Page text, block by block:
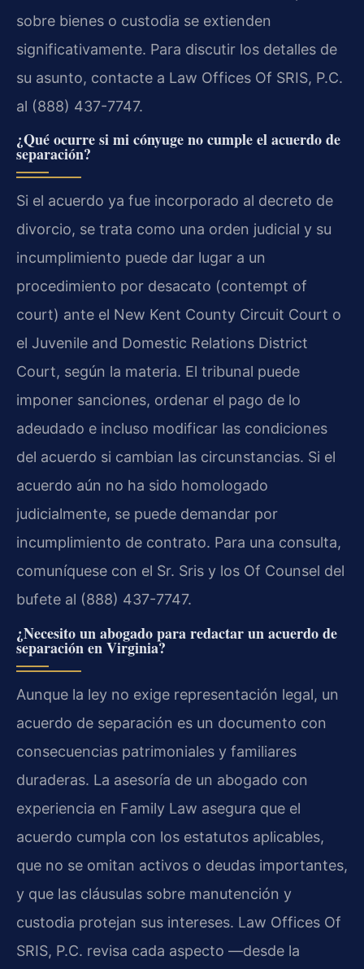
sobre bienes o custodia se extienden
significativamente. Para discutir los detalles de
su asunto, contacte a Law Offices Of SRIS, P.C.
al (888) 437-7747.
¿Qué ocurre si mi cónyuge no cumple el acuerdo de
separación?
Si el acuerdo ya fue incorporado al decreto de
divorcio, se trata como una orden judicial y su
incumplimiento puede dar lugar a un
procedimiento por desacato (contempt of
court) ante el New Kent County Circuit Court o
el Juvenile and Domestic Relations District
Court, según la materia. El tribunal puede
imponer sanciones, ordenar el pago de lo
adeudado e incluso modificar las condiciones
del acuerdo si cambian las circunstancias. Si el
acuerdo aún no ha sido homologado
judicialmente, se puede demandar por
incumplimiento de contrato. Para una consulta,
comuníquese con el Sr. Sris y los Of Counsel del
bufete al (888) 437-7747.
¿Necesito un abogado para redactar un acuerdo de
separación en Virginia?
Aunque la ley no exige representación legal, un
acuerdo de separación es un documento con
consecuencias patrimoniales y familiares
duraderas. La asesoría de un abogado con
experiencia en Family Law asegura que el
acuerdo cumpla con los estatutos aplicables,
que no se omitan activos o deudas importantes,
y que las cláusulas sobre manutención y
custodia protejan sus intereses. Law Offices Of
SRIS, P.C. revisa cada aspecto —desde la